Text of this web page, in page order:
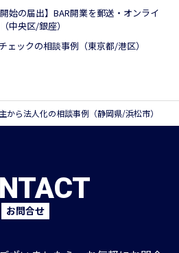
始の届出】BAR開業を郵送・オンライ
中央区/銀座）
ェックの相談事例（東京都/港区）
から法人化の相談事例（静岡県/浜松市）
お問合せ